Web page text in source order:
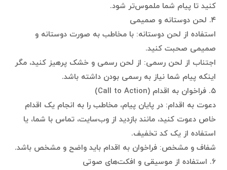
کنید تا پیام شما ملموس‌تر شود.
۴. لحن دوستانه و صمیمی
استفاده از لحن دوستانه: با مخاطب به صورت دوستانه و
صمیمی صحبت کنید.
اجتناب از لحن رسمی: از لحن رسمی و خشک پرهیز کنید، مگر
اینکه پیام شما نیاز به رسمی بودن داشته باشد.
۵. فراخوان به اقدام (Call to Action)
دعوت به اقدام: در پایان پیام، مخاطب را به انجام یک اقدام
خاص دعوت کنید، مانند بازدید از وب‌سایت، تماس با شما، یا
استفاده از یک کد تخفیف.
شفاف و مشخص: فراخوان به اقدام باید واضح و مشخص باشد.
۶. استفاده از موسیقی و افکت‌های صوتی